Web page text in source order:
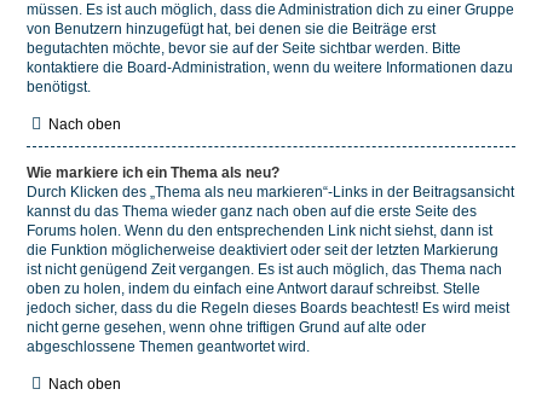
müssen. Es ist auch möglich, dass die Administration dich zu einer Gruppe
von Benutzern hinzugefügt hat, bei denen sie die Beiträge erst
begutachten möchte, bevor sie auf der Seite sichtbar werden. Bitte
kontaktiere die Board-Administration, wenn du weitere Informationen dazu
benötigst.
Nach oben
Wie markiere ich ein Thema als neu?
Durch Klicken des „Thema als neu markieren“-Links in der Beitragsansicht
kannst du das Thema wieder ganz nach oben auf die erste Seite des
Forums holen. Wenn du den entsprechenden Link nicht siehst, dann ist
die Funktion möglicherweise deaktiviert oder seit der letzten Markierung
ist nicht genügend Zeit vergangen. Es ist auch möglich, das Thema nach
oben zu holen, indem du einfach eine Antwort darauf schreibst. Stelle
jedoch sicher, dass du die Regeln dieses Boards beachtest! Es wird meist
nicht gerne gesehen, wenn ohne triftigen Grund auf alte oder
abgeschlossene Themen geantwortet wird.
Nach oben